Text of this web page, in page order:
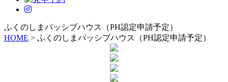
ふくのしまパッシブハウス（PH認定申請予定）
HOME > ふくのしまパッシブハウス（PH認定申請予定）